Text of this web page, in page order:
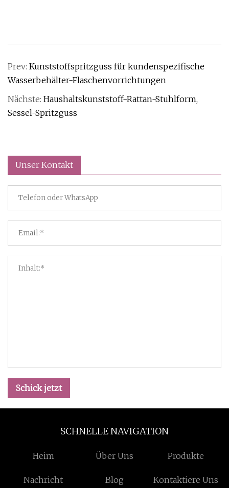
Prev: Kunststoffspritzguss für kundenspezifische
Wasserbehälter-Flaschenvorrichtungen
Nächste: Haushaltskunststoff-Rattan-Stuhlform,
Sessel-Spritzguss
Unser Kontakt
Schick jetzt
SCHNELLE NAVIGATION
Heim Über Uns Produkte
Nachricht Blog Kontaktiere Uns